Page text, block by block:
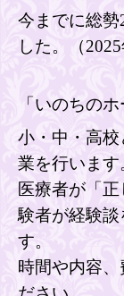
今までに総勢
した。（2025
「いのちの
小・中・高
業を行います
医療者が「
験者が経験談
す。
時間や内容、